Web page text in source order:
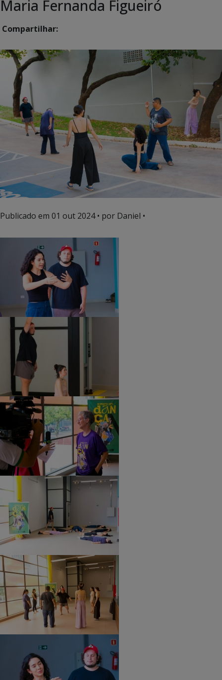
Maria Fernanda Figueiró
Compartilhar:
Publicado em 01 out 2024• por Daniel •